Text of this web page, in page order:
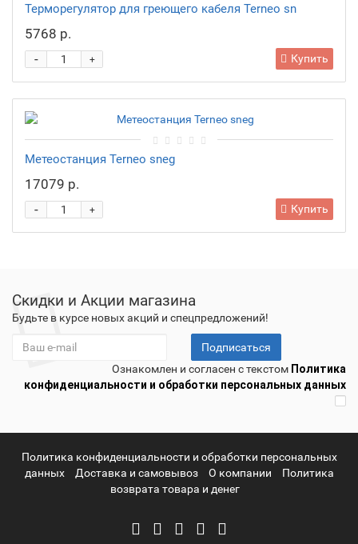
Терморегулятор для греющего кабеля Terneo sn
5768 р.
+
- Купить
Метеостанция Terneo sneg
17079 р.
+
- Купить
Скидки и Акции магазина
Будьте в курсе новых акций и спецпредложений!
Подписаться
Ознакомлен и согласен с текстом Политика
конфиденциальности и обработки персональных данных
Политика конфиденциальности и обработки персональных
данных
Доставка и самовывоз О компании
Политика
возврата товара и денег